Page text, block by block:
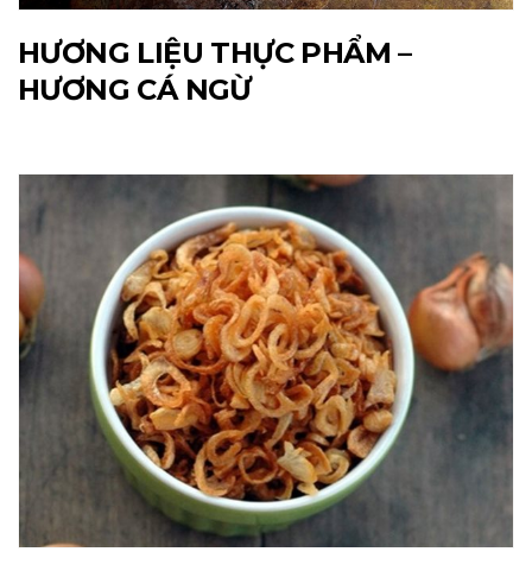
HƯƠNG LIỆU THỰC PHẨM –
HƯƠNG CÁ NGỪ